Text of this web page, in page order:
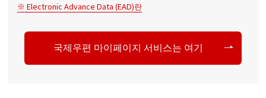
※ Electronic Advance Data (EAD)란
국제우편 마이페이지 서비스는 여기